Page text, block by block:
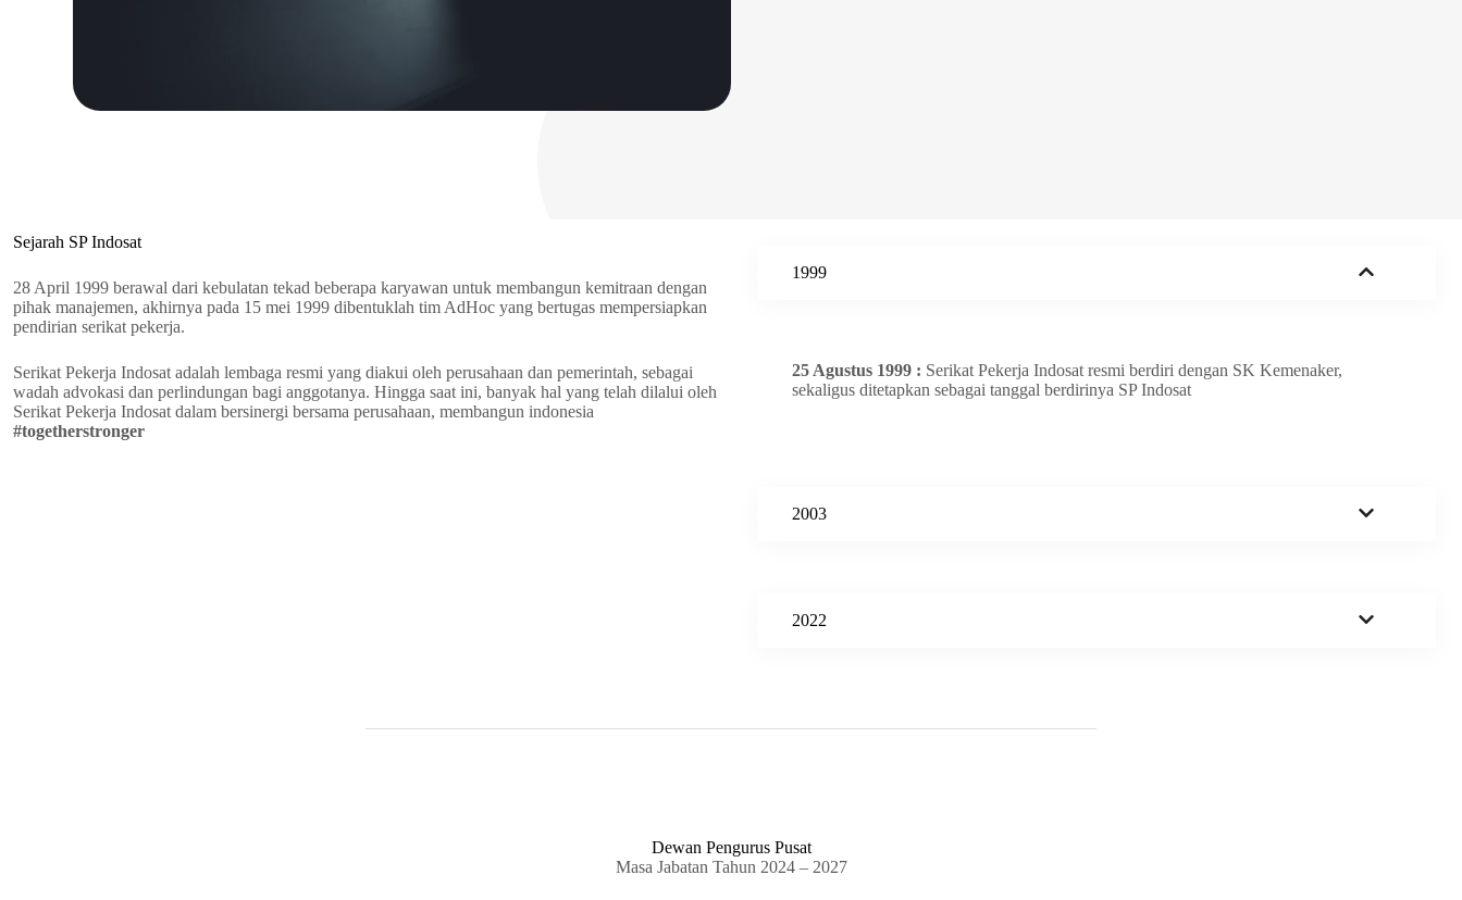
Sejarah SP Indosat
28 April 1999 berawal dari kebulatan tekad beberapa karyawan untuk membangun kemitraan dengan
pihak manajemen, akhirnya pada 15 mei 1999 dibentuklah tim AdHoc yang bertugas mempersiapkan
pendirian serikat pekerja.
Serikat Pekerja Indosat adalah lembaga resmi yang diakui oleh perusahaan dan pemerintah, sebagai
wadah advokasi dan perlindungan bagi anggotanya. Hingga saat ini, banyak hal yang telah dilalui oleh
Serikat Pekerja Indosat dalam bersinergi bersama perusahaan, membangun indonesia
#togetherstronger
1999
25 Agustus 1999 : Serikat Pekerja Indosat resmi berdiri dengan SK Kemenaker,
sekaligus ditetapkan sebagai tanggal berdirinya SP Indosat
2003
2022
Dewan Pengurus Pusat
Masa Jabatan Tahun 2024 – 2027